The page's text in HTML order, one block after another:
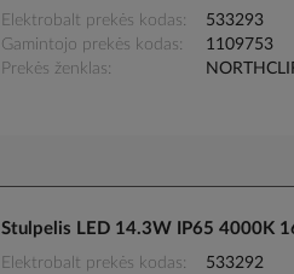
Elektrobalt prekės kodas
533293
Gamintojo prekės kodas
1109753
Prekės ženklas
Stulpelis LED 14.3W IP65 4000K
Elektrobalt prekės kodas
533292